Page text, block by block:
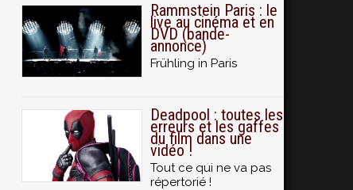
Rammstein Paris : le
live au cinéma et en
DVD (bande-
annonce)
Frühling in Paris
Deadpool : toutes les
erreurs et les gaffes
du film dans une
vidéo !
Tout ce qui ne va pas
répertorié !